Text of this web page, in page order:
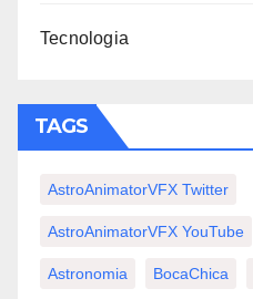
Tecnologia
TAGS
AstroAnimatorVFX Twitter
AstroAnimatorVFX YouTube
Astronomia BocaChica